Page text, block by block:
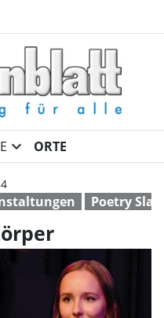
Körper |
expand_more ORTE
Poetry